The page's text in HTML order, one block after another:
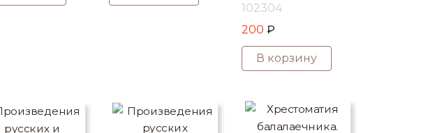
102304
200 ₽
В корзину